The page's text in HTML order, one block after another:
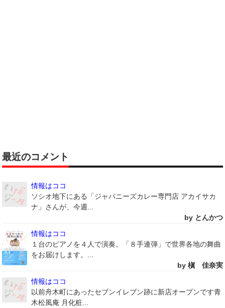
最近のコメント
情報はココ
ソシオ地下にある「ジャパニーズカレー専門店 アカイサカ
ナ」さんが、今週...
by とんかつ
情報はココ
１台のピアノを４人で演奏。「８手連弾」で世界各地の舞曲
をお届けします。...
by 槇 佳奈実
情報はココ
以前舟木町にあったセブンイレブン跡に新店オープンです青
木松風庵 月化粧...